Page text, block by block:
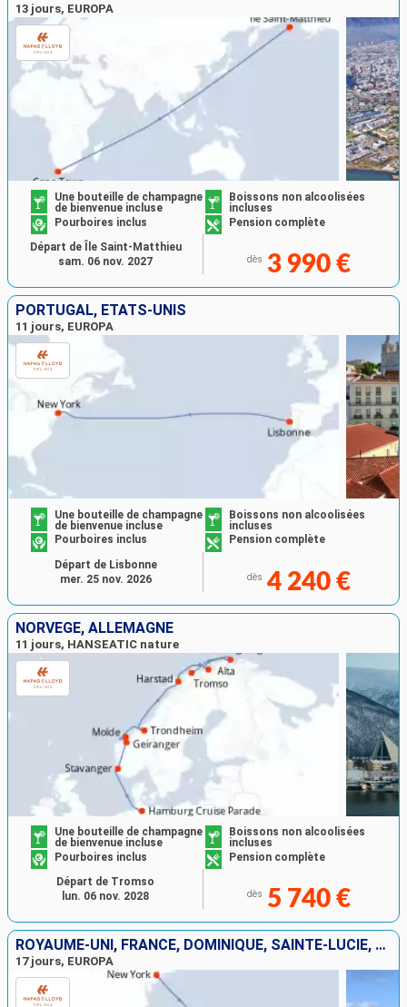
13 jours, EUROPA
Une bouteille de champagne
de bienvenue incluse
Boissons non alcoolisées
incluses
Pourboires inclus
Pension complète
dès 3 990 €
Départ de Île Saint-Matthieu
sam. 06 nov. 2027
PORTUGAL, ÉTATS-UNIS
11 jours, EUROPA
Une bouteille de champagne
de bienvenue incluse
Boissons non alcoolisées
incluses
Pourboires inclus
Pension complète
dès 4 240 €
Départ de Lisbonne
mer. 25 nov. 2026
NORVÈGE, ALLEMAGNE
11 jours, HANSEATIC nature
Une bouteille de champagne
de bienvenue incluse
Boissons non alcoolisées
incluses
Pourboires inclus
Pension complète
dès 5 740 €
Départ de Tromso
lun. 06 nov. 2028
ROYAUME-UNI, FRANCE, DOMINIQUE, SAINTE-LUCIE, SAINT VINCENT-ET-LES-GRENADINES, BONAIRE, ARUBA, ÉTATS-UNIS
17 jours, EUROPA